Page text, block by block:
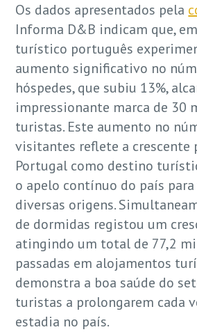
Os dados apresentados pela
Informa D&B indicam que,
turístico português
aumento significativo no
hóspedes, que subiu 13%,
impressionante marca de 30
turistas. Este aumento no
visitantes reflete a crescente
Portugal como destino
o apelo contínuo do país
diversas origens.
de dormidas registou um
atingindo um total de 77,2
passadas em alojamentos
demonstra a boa saúde do
turistas a prolongarem cada
estadia no país.